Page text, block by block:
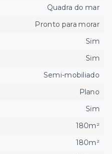
Quadra do mar
Pronto para morar
Sim
Sim
Semi-mobiliado
Plano
Sim
180m²
180m²